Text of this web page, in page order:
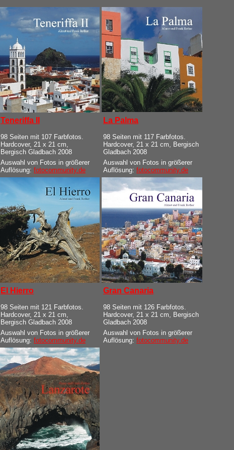
Teneriffa II
98 Seiten mit 107 Farbfotos.
Hardcover, 21 x 21 cm,
Bergisch Gladbach 2008
Auswahl von Fotos in größerer
Auflösung: fotocommunity.de
La Palma
98 Seiten mit 117 Farbfotos.
Hardcover, 21 x 21 cm, Bergisch
Gladbach 2008
Auswahl von Fotos in größerer
Auflösung: fotocommunity.de
El Hierro
98 Seiten mit 121 Farbfotos.
Hardcover, 21 x 21 cm,
Bergisch Gladbach 2008
Auswahl von Fotos in größerer
Auflösung: fotocommunity.de
Gran Canaria
98 Seiten mit 126 Farbfotos.
Hardcover, 21 x 21 cm, Bergisch
Gladbach 2008
Auswahl von Fotos in größerer
Auflösung: fotocommunity.de